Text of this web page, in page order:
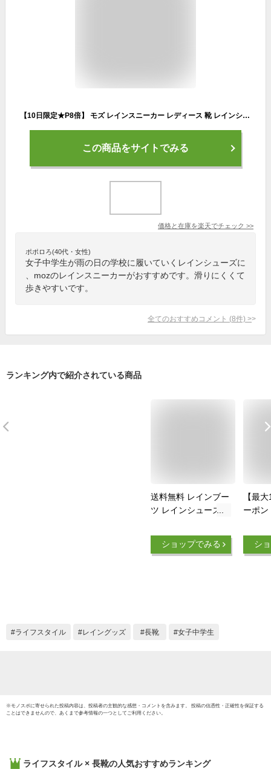
【10日限定★P8倍】 モズ レインスニーカー レディース 靴 レインシューズ 防水 軽量 軽い おしゃれ 雨 スニーカー 黒 白 ブラック ホワイト ネイビー ベージュ グレー レインブーツ かわいい スウェーデン 北欧 ローカット 通勤 通学 ブランド moz MZ-8416 MZ-8016
この商品をサイトでみる
価格と在庫を楽天でチェック >>
ポポロろ(40代・女性)
女子中学生が雨の日の学校に履いていくレインシューズに
、mozのレインスニーカーがおすすめです。滑りにくくて
歩きやすいです。
全てのおすすめコメント (8件) >
ランキング内で紹介されている商品
送料無料 レインブー
ツ レインシューズ
ョート丈 シンプル
無地 黒 ブラック 定
ショップでみる
【最
ーポ
インシ
ース
シ
ライフスタイル レイングッズ 長靴 女子中学生
※モノスポに寄せられた投稿内容は、投稿者の主観的な感想・コメントを含みます。 投稿の信憑性・正確性を保証する
ことはできませんので、あくまで参考情報の一つとしてご利用ください。
ライフスタイル × 長靴の人気おすすめランキング